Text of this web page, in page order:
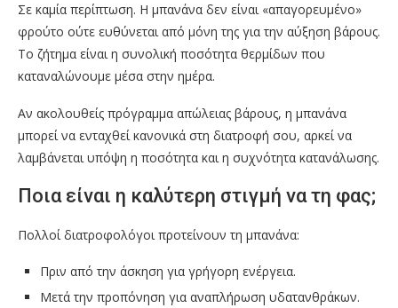
Σε καμία περίπτωση. Η μπανάνα δεν είναι «απαγορευμένο»
φρούτο ούτε ευθύνεται από μόνη της για την αύξηση βάρους.
Το ζήτημα είναι η συνολική ποσότητα θερμίδων που
καταναλώνουμε μέσα στην ημέρα.
Αν ακολουθείς πρόγραμμα απώλειας βάρους, η μπανάνα
μπορεί να ενταχθεί κανονικά στη διατροφή σου, αρκεί να
λαμβάνεται υπόψη η ποσότητα και η συχνότητα κατανάλωσης.
Ποια είναι η καλύτερη στιγμή να τη φας;
Πολλοί διατροφολόγοι προτείνουν τη μπανάνα:
Πριν από την άσκηση για γρήγορη ενέργεια.
Μετά την προπόνηση για αναπλήρωση υδατανθράκων.